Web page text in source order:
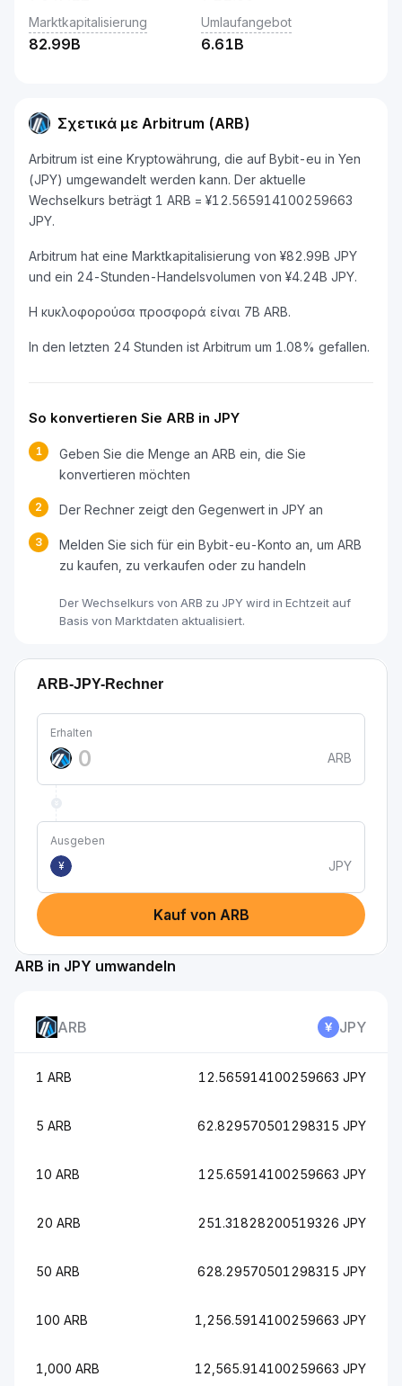
Marktkapitalisierung
82.99B
Umlaufangebot
6.61B
Σχετικά με Arbitrum (ARB)
Arbitrum ist eine Kryptowährung, die auf Bybit-eu in Yen
(JPY) umgewandelt werden kann. Der aktuelle
Wechselkurs beträgt 1 ARB = ¥12.565914100259663
JPY.
Arbitrum hat eine Marktkapitalisierung von ¥82.99B JPY
und ein 24-Stunden-Handelsvolumen von ¥4.24B JPY.
Η κυκλοφορούσα προσφορά είναι 7B ARB.
In den letzten 24 Stunden ist Arbitrum um 1.08% gefallen.
So konvertieren Sie ARB in JPY
1
Geben Sie die Menge an ARB ein, die Sie
konvertieren möchten
2 Der Rechner zeigt den Gegenwert in JPY an
3
Melden Sie sich für ein Bybit-eu-Konto an, um ARB
zu kaufen, zu verkaufen oder zu handeln
Der Wechselkurs von ARB zu JPY wird in Echtzeit auf
Basis von Marktdaten aktualisiert.
ARB-JPY-Rechner
Erhalten
ARB
Ausgeben
¥
JPY
Kauf von ARB
ARB in JPY umwandeln
ARB JPY
1 ARB 12.565914100259663 JPY
5 ARB 62.829570501298315 JPY
10 ARB 125.65914100259663 JPY
20 ARB 251.31828200519326 JPY
50 ARB 628.29570501298315 JPY
100 ARB 1,256.5914100259663 JPY
1,000 ARB 12,565.914100259663 JPY